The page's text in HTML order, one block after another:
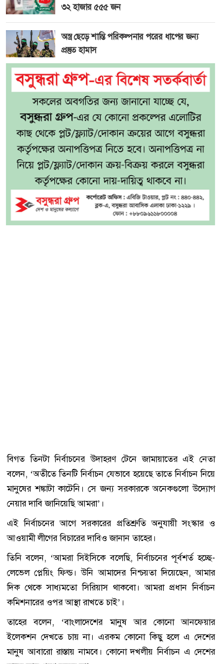
৩২ হাজার ৫৫৫ জন
অস্ত্র ছেড়ে শান্তি পরিকল্পনার পরের ধাপের জন্য
প্রস্তুত হামাস
বিগত তিনটা নির্বাচনের উদাহরণ টেনে জামায়াতের এই নেতা
বলেন, ‘অতীতে তিনটি নির্বাচন যেভাবে হয়েছে তাতে নির্বাচন নিয়ে
মানুষের শঙ্কাটা কাটেনি। সে জন্য সরকারকে অনেকগুলো উদ্যোগ
নেয়ার দাবি জানিয়েছি আমরা’।
এই নির্বাচনের আগে সরকারের প্রতিশ্রুতি অনুযায়ী সংস্কার ও
আওয়ামী লীগের বিচারের দাবিও জানান তাহের।
তিনি বলেন, ‘আমরা সিইসিকে বলেছি, নির্বাচনের পূর্বশর্ত হচ্ছে-
লেভেল প্লেয়িং ফিল্ড। উনি আমাদের নিশ্চয়তা দিয়েছেন, আমার
দিক থেকে সাধ্যমতো সিরিয়াস থাকবো। আমরা প্রধান নির্বাচন
কমিশনারের ওপর আস্থা রাখতে চাই’।
তাহের বলেন, ‘বাংলাদেশের মানুষ আর কোনো আনফেয়ার
ইলেকশন দেখতে চায় না। এরকম কোনো কিছু হলে এ দেশের
মানুষ আবারো রাস্তায় নামবে। কোনো দখলীয় নির্বাচন এ দেশের